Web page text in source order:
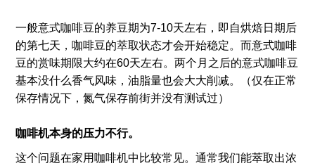
一般意式咖啡豆的养豆期为7-10天左右，即自烘焙日期后
的第七天，咖啡豆的萃取状态才会开始稳定。而意式咖啡
豆的赏味期限大约在60天左右。两个月之后的意式咖啡豆
基本没什么香气风味，油脂量也会大大削减。（仅在正常
保存情况下，氮气保存前街并没有测试过）
咖啡机本身的压力不行。
这个问题在家用咖啡机中比较常见。通常我们能萃取出浓